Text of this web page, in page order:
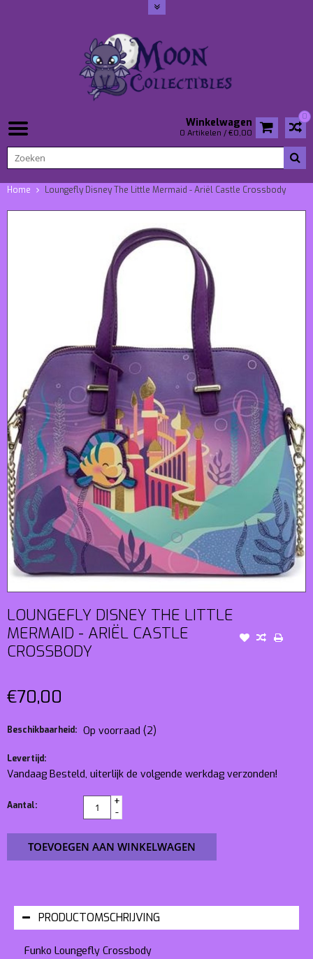
0
Winkelwagen
0 Artikelen / €0,00
Home Loungefly Disney The Little Mermaid - Ariël Castle Crossbody
LOUNGEFLY DISNEY THE LITTLE
MERMAID - ARIËL CASTLE
CROSSBODY
€70,00
Beschikbaarheid: Op voorraad (2)
Levertijd:
Vandaag Besteld, uiterlijk de volgende werkdag verzonden!
Aantal:
+
-
TOEVOEGEN AAN WINKELWAGEN
PRODUCTOMSCHRIJVING
Funko Loungefly Crossbody